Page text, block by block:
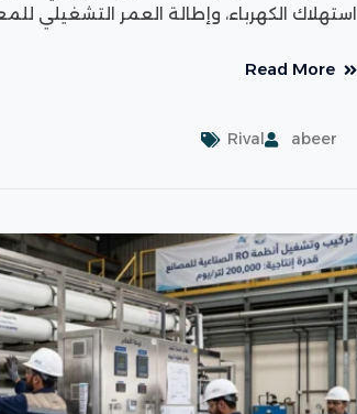
استهلاك الكهرباء، وإطالة العمر التشغيلي
Read More
abeer
Rival